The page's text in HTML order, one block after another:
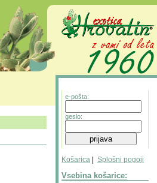
e-pošta:
geslo:
Košarica Splošni pogoji
Vsebina košarice: